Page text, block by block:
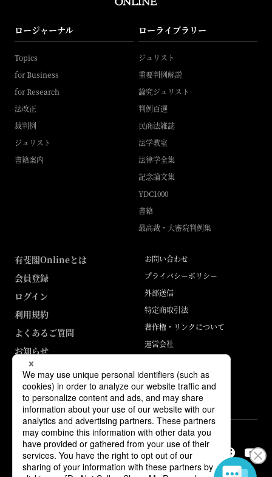
ロージャーナル
Topics
for Business
for Research
法改正
裁判例
ジュリスト
書籍案内
ローライブラリー
ジュリスト
重要判例解説
論究ジュリスト
判例百選
民商法雑誌
法学教室
法律学全集
記念論文集
YDC1000
書籍
最高裁・大審院判例集
有斐閣Onlineとは
会員登録
ログイン
利用規約
よくあるご質問
お知らせ
お問い合わせ
プライバシーポリシー
外部送信
特定商取引法
著作権・リンクについて
運営会社